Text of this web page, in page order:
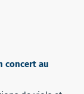
concert au